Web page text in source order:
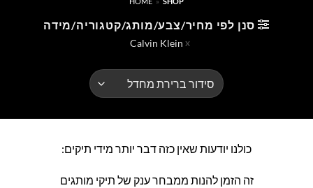
סנן לפי מחיר/צבע/מותג/קטגוריה/מידה
Calvin Klein
כולנו יודעות שאין כזה דבר יותר מידי תיקים:
זה הזמן להנות ממבחר ענק של תיקי מותגים